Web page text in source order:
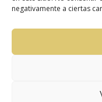
negativamente a ciertas